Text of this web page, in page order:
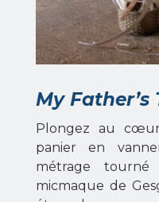
My Father’s
Plongez au
panier en
métrage
micmaque de